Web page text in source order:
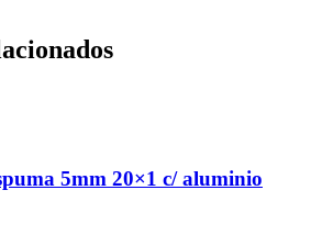
5mm 20×1 c/ aluminio